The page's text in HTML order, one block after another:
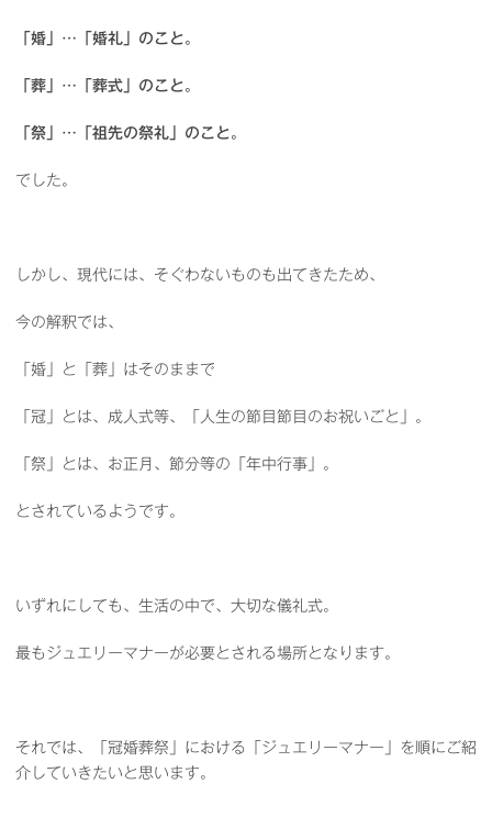
「婚」…「婚礼」のこと。
「葬」…「葬式」のこと。
「祭」…「祖先の祭礼」のこと。
でした。
しかし、現代には、そぐわないものも出てきたため、
今の解釈では、
「婚」と「葬」はそのままで
「冠」とは、成人式等、「人生の節目節目のお祝いごと」。
「祭」とは、お正月、節分等の「年中行事」。
とされているようです。
いずれにしても、生活の中で、大切な儀礼式。
最もジュエリーマナーが必要とされる場所となります。
それでは、「冠婚葬祭」における「ジュエリーマナー」を順にご紹
介していきたいと思います。